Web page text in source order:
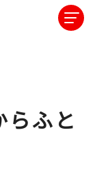
らふと